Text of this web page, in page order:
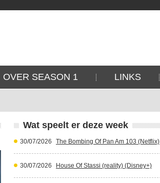
OVER SEASON 1 LINKS
Wat speelt er deze week
30/07/2026 The Bombing Of Pan Am 103 (Netflix)
30/07/2026 House Of Stassi (reality) (Disney+)